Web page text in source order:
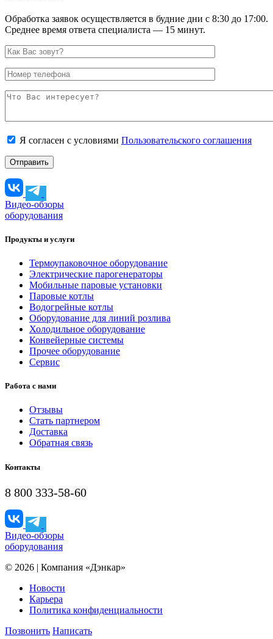
Обработка заявок осуществляется в будние дни с 8:30 до 17:00.
Среднее время ответа специалиста — 15 минут.
Я согласен с условиями Пользовательского соглашения
Видео-обзоры
оборудования
Продукты и услуги
Термоупаковочное оборудование
Электрические парогенераторы
Мобильные паровые установки
Паровые котлы
Водогрейные котлы
Оборудование для линий розлива
Холодильное оборудование
Конвейерные системы
Прочее оборудование
Сервис
Работа с нами
Отзывы
Стать партнером
Доставка
Обратная связь
Контакты
8 800 333-58-60
Видео-обзоры
оборудования
© 2026 | Компания «Дэнкар»
Новости
Карьера
Политика конфиденциальности
Позвонить Написать